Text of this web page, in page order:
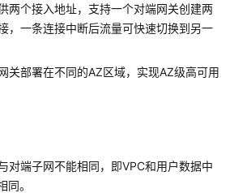
两个接入地址，支持一个对端网关创建两
，一条连接中断后流量可快速切换到另一
关部署在不同的AZ区域，实现AZ级高可用
对端子网不能相同，即VPC和用户数据中
。